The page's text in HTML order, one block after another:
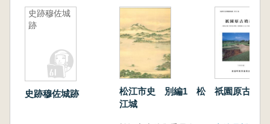
史跡穆佐城
跡
史跡穆佐城跡
松江市史 別編1 松
江城
祇園原古墳